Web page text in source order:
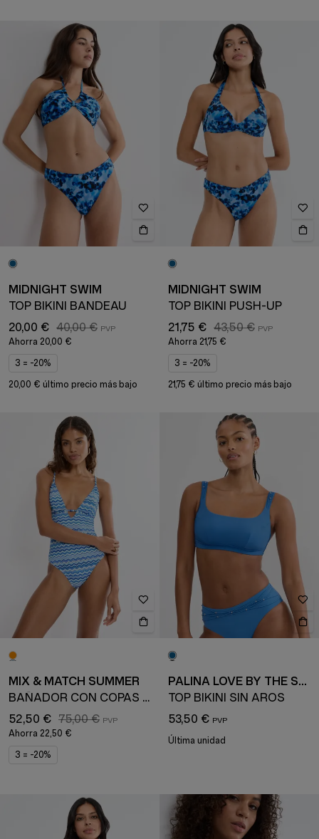
MIDNIGHT SWIM
TOP BIKINI BANDEAU
20,00 € 40,00 €
Ahorra 20,00 €
3 = -20%
20,00 € último precio más bajo
MIDNIGHT SWIM
TOP BIKINI PUSH-UP
21,75 € 43,50 €
Ahorra 21,75 €
3 = -20%
21,75 € último precio más bajo
MIX & MATCH SUMMER
BAÑADOR CON COPAS ACOLCHADAS
52,50 € 75,00 €
Ahorra 22,50 €
3 = -20%
PALINA LOVE BY THE SEA
TOP BIKINI SIN AROS
53,50 €
Última unidad